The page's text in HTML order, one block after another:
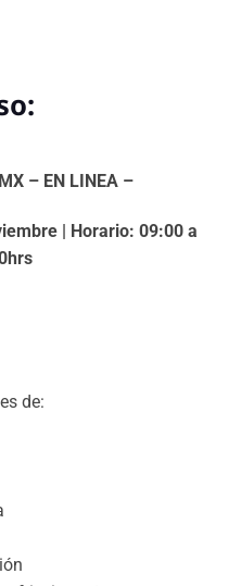
– EN LINEA –
| Horario: 09:00 a
de: